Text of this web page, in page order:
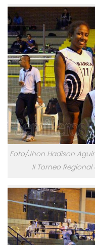
Foto/Jhon Hadison
II Torneo